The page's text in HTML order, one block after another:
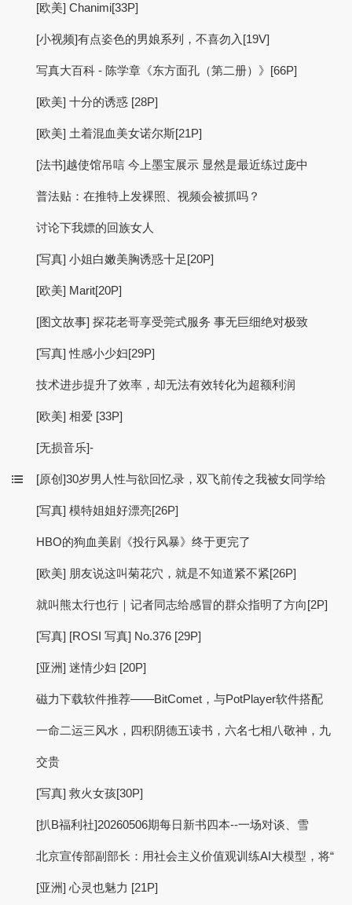
[欧美] Chanimi[33P]
[小视频]有点姿色的男娘系列，不喜勿入[19V]
写真大百科 - 陈学章《东方面孔（第二册）》[66P]
[欧美] 十分的诱惑 [28P]
[欧美] 土着混血美女诺尔斯[21P]
[法书]越使馆吊唁 今上墨宝展示 显然是最近练过庞中
普法贴：在推特上发裸照、视频会被抓吗？
讨论下我嫖的回族女人
[写真] 小姐白嫩美胸诱惑十足[20P]
[欧美] Marit[20P]
[图文故事] 探花老哥享受莞式服务 事无巨细绝对极致
[写真] 性感小少妇[29P]
技术进步提升了效率，却无法有效转化为超额利润
[欧美] 相爱 [33P]
[无损音乐]-
[原创]30岁男人性与欲回忆录，双飞前传之我被女同学给
[写真] 模特姐姐好漂亮[26P]
HBO的狗血美剧《投行风暴》终于更完了
[欧美] 朋友说这叫菊花穴，就是不知道紧不紧[26P]
就叫熊太行也行｜记者同志给感冒的群众指明了方向[2P]
[写真] [ROSI 写真] No.376 [29P]
[亚洲] 迷情少妇 [20P]
磁力下载软件推荐——BitComet，与PotPlayer软件搭配
一命二运三风水，四积阴德五读书，六名七相八敬神，九
交贵
[写真] 救火女孩[30P]
[扒B福利社]20260506期每日新书四本--一场对谈、雪
北京宣传部副部长：用社会主义价值观训练AI大模型，将“
[亚洲] 心灵也魅力 [21P]